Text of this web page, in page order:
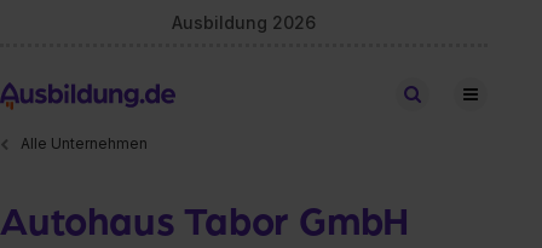
Ausbildung 2026
Stellen finden
Alle Unternehmen
Autohaus Tabor GmbH